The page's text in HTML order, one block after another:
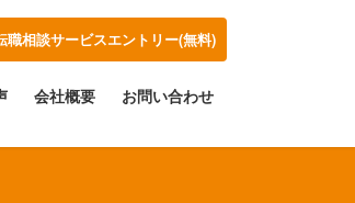
職相談サービスエントリー(無料)
会社概要 お問い合わせ